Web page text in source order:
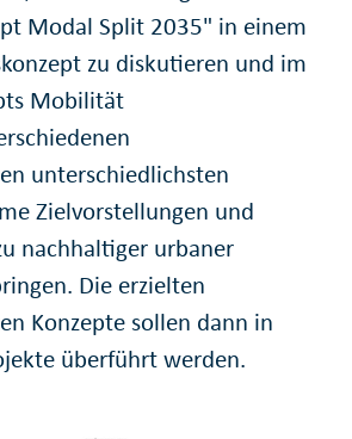
Modal Split 2035" in einem
zu diskutieren und im
Mobilität
unterschiedlichsten
Zielvorstellungen und
nachhaltiger urbaner
Die erzielten
Konzepte sollen dann in
überführt werden.